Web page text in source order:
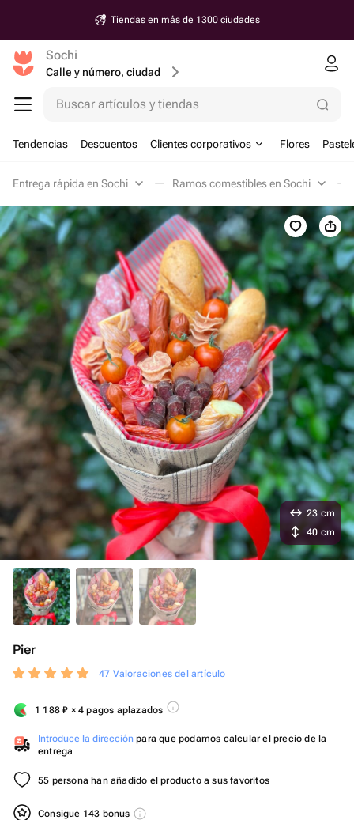
Tiendas en más de 1300 ciudades
Sochi
Calle y número, ciudad
Buscar artículos y tiendas
Tendencias Descuentos Clientes corporativos Flores
Entrega rápida en Sochi Ramos comestibles en Sochi
Pier
47 Valoraciones del artículo
1 188₽ × 4 pagos aplazados
Introduce la dirección para que podamos calcular el precio de la
entrega
55 persona han añadido el producto a sus favoritos
Consigue 143 bonus
23 cm
40 cm